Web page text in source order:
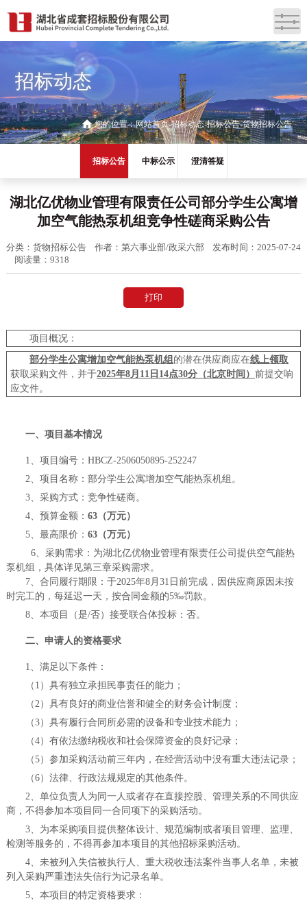
招标动态
您的位置：网站首页 招标动态 招标公告 货物招标公告
招标公告 中标公示 澄清答疑
湖北亿优物业管理有限责任公司部分学生公寓增
加空气能热泵机组竞争性磋商采购公告
分类：货物招标公告 作者：第六事业部/政采六部
发布时间：2025-07-24
阅读量：9318
打印
项目概况：
部分学生公寓增加空气能热泵机组的潜在供应商应在线上领取
获取采购文件，并于2025年8月 11日 14点30分（北京时间） 前提交响
应文件。
一、 项目基本情况
1、项目编号：HBCZ-2506050895-252247
2、项目名称： 部分学生公寓增加空气能热泵机组 。
3、采购方式：竞争性磋商。
4、预算金额： 63（万元）
5、最高限价： 63（万元）
6、采购需求： 为湖北亿优物业管理有限责任公司提供空气能热
泵机组，具体详见第三章采购需求。
7、合同履行期限： 于2025年8月31日前完成，因供应商原因未按
时完工的，每延迟一天，按合同金额的5‰罚款。
8、本项目（是/否）接受联合体投标：否。
二、 申请人的资格要求
1、满足以下条件：
（ 1）具有独立承担民事责任的能力；
（2）具有良好的商业信誉和健全的财务会计制度；
（3）具有履行合同所必需的设备和专业技术能力；
（4）有依法缴纳税收和社会保障资金的良好记录；
（5）参加采购活动前三年内，在经营活动中没有重大违法记录；
（6）法律、行政法规规定的其他条件。
2、单位负责人为同一人或者存在直接控股、管理关系的不同供应
商，不得参加本项目同一合同项下的采购活动。
3、为本采购项目提供整体设计、规范编制或者项目管理、监理、
检测等服务的，不得再参加本项目的其他招标采购活动。
4、未被列入失信被执行人、重大税收违法案件当事人名单，未被
列入采购严重违法失信行为记录名单。
5、本项目的特定资格要求：